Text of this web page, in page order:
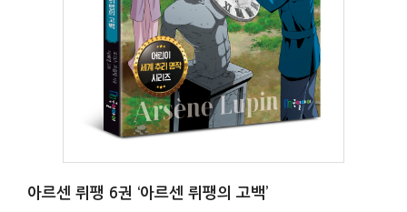
아르센 뤼팽 6권 ‘아르센 뤼팽의 고백’